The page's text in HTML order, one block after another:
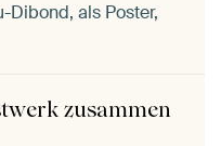
Dibond, als Poster,
zusammen